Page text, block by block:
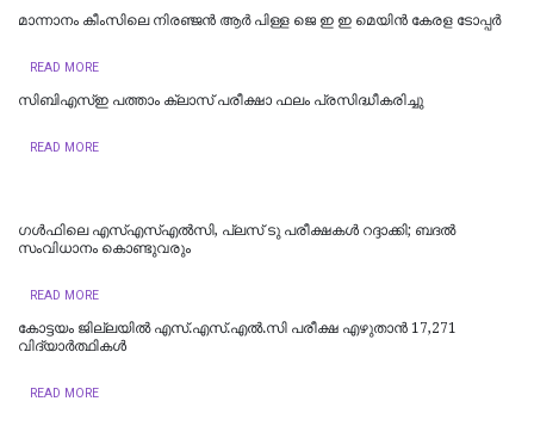
മാന്നാനം കീംസിലെ നിരഞ്ജൻ ആർ പിള്ള ജെ ഇ ഇ മെയിൻ കേരള ടോപ്പർ
READ MORE
സിബിഎസ്ഇ പത്താം ക്ലാസ് പരീക്ഷാ ഫലം പ്രസിദ്ധീകരിച്ചു
READ MORE
ഗൾഫിലെ എസ്എസ്എൽസി, പ്ലസ് ടു പരീക്ഷകൾ റദ്ദാക്കി; ബദൽ
സംവിധാനം കൊണ്ടുവരും
READ MORE
കോട്ടയം ജില്ലയില്‍ എസ്.എസ്.എല്‍.സി പരീക്ഷ എഴുതാന്‍ 17,271
വിദ്യാര്‍ത്ഥികള്‍
READ MORE